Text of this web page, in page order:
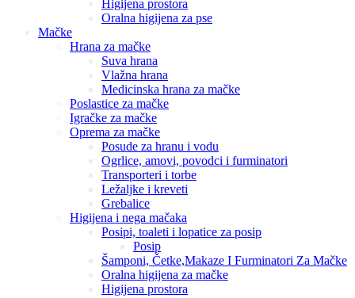
Higijena prostora
Oralna higijena za pse
Mačke
Hrana za mačke
Suva hrana
Vlažna hrana
Medicinska hrana za mačke
Poslastice za mačke
Igračke za mačke
Oprema za mačke
Posude za hranu i vodu
Ogrlice, amovi, povodci i furminatori
Transporteri i torbe
Ležaljke i kreveti
Grebalice
Higijena i nega mačaka
Posipi, toaleti i lopatice za posip
Posip
Šamponi, Četke,Makaze I Furminatori Za Mačke
Oralna higijena za mačke
Higijena prostora